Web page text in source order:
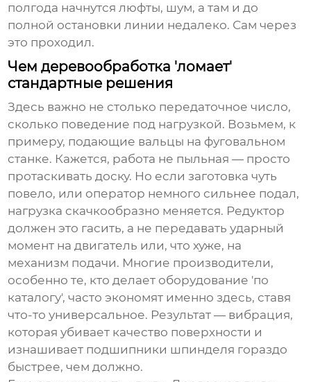
полгода начнутся люфты, шум, а там и до
полной остановки линии недалеко. Сам через
это проходил.
Чем деревообработка 'ломает'
стандартные решения
Здесь важно не столько передаточное число,
сколько поведение под нагрузкой. Возьмем, к
примеру, подающие вальцы на фуговальном
станке. Кажется, работа не пыльная — просто
протаскивать доску. Но если заготовка чуть
повело, или оператор немного сильнее подал,
нагрузка скачкообразно меняется. Редуктор
должен это гасить, а не передавать ударный
момент на двигатель или, что хуже, на
механизм подачи. Многие производители,
особенно те, кто делает оборудование 'по
каталогу', часто экономят именно здесь, ставя
что-то универсальное. Результат — вибрация,
которая убивает качество поверхности и
изнашивает подшипники шпинделя гораздо
быстрее, чем должно.